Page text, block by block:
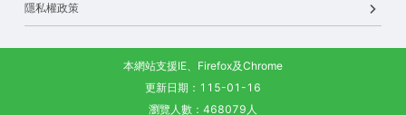
隱私權政策
本網站支援IE、Firefox及Chrome
更新日期：115-01-16
瀏覽人數：468079人